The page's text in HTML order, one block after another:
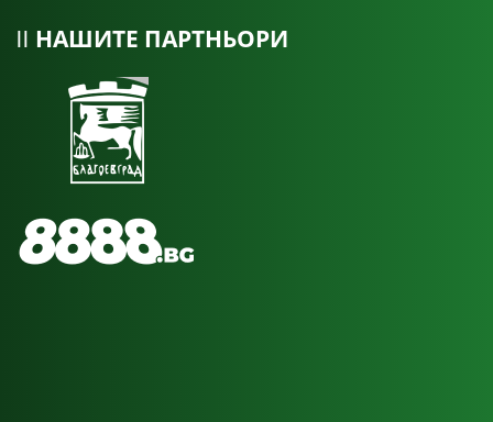
НАШИТЕ ПАРТНЬОРИ